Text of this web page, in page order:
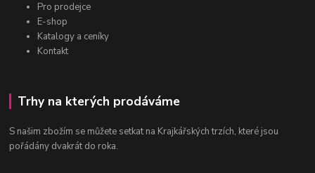
Pro prodejce
E-shop
Katalogy a ceníky
Kontakt
Trhy na kterých prodáváme
S našim zbožím se můžete setkat na Krajkářských trzích, které jsou
pořádány dvakrát do roka.